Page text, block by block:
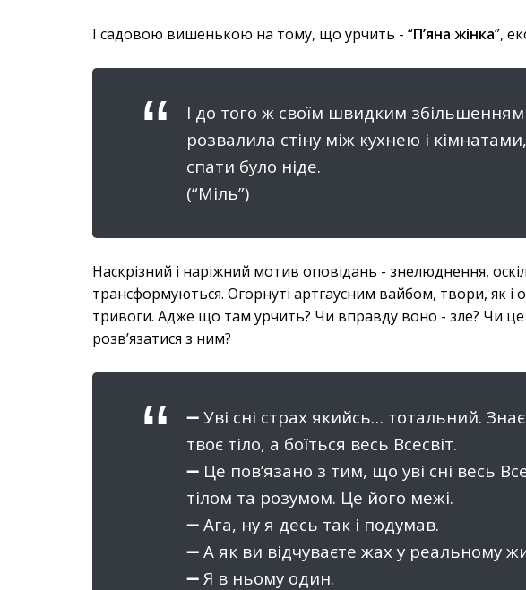
І садовою вишенькою на тому, що урчить - “П’яна жінка”,
І до того ж своїм швидким збільшенням
розвалила стіну між кухнею і
спати було ніде.
(“Міль”)
Наскрізний і наріжний мотив оповідань - знелюднення,
трансформуються. Огорнуті артгаусним вайбом, твори, як і
тривоги. Адже що там урчить? Чи вправду воно - зле? Чи це
розв’язатися з ним?
➖ Уві сні страх якийсь… тотальний.
твоє тіло, а боїться весь Всесвіт.
➖ Це пов’язано з тим, що уві сні весь
тілом та розумом. Це його межі.
➖ Ага, ну я десь так і подумав.
➖ А як ви відчуваєте жах у реальному
➖ Я в ньому один.